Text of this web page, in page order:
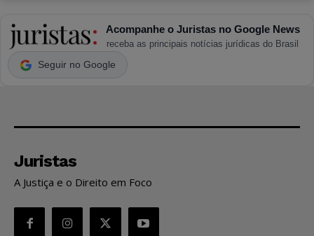
Acompanhe o Juristas no Google News
receba as principais notícias jurídicas do Brasil
Seguir no Google
Juristas
A Justiça e o Direito em Foco